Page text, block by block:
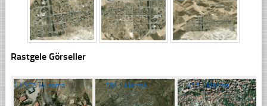
Rastgele Görseller
☐302 Tıklanma ☐284 Tıklanma ☐417 Tıklanma